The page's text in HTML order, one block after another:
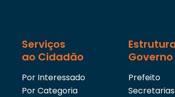
Serviços
ao Cidadão
Por Interessado
Por Categoria
Governo
Prefeito
Secretarias